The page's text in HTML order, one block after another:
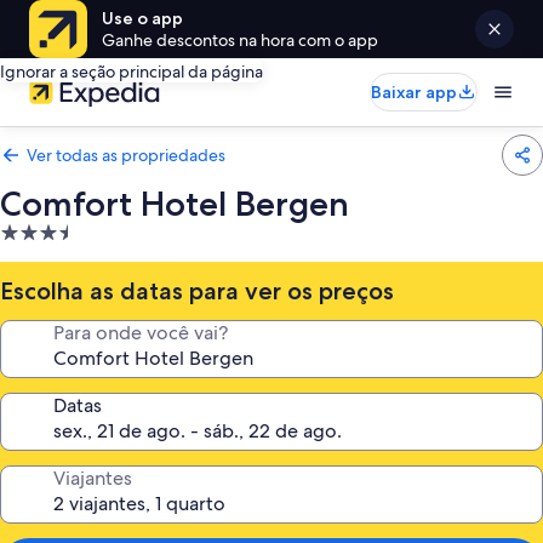
Use o app
Ganhe descontos na hora com o app
Ignorar a seção principal da página
Baixar app
Ver todas as propriedades
Comfort Hotel Bergen
Propriedade
3.5
estrelas
Escolha as datas para ver os preços
Para onde você vai?
Datas
Viajantes